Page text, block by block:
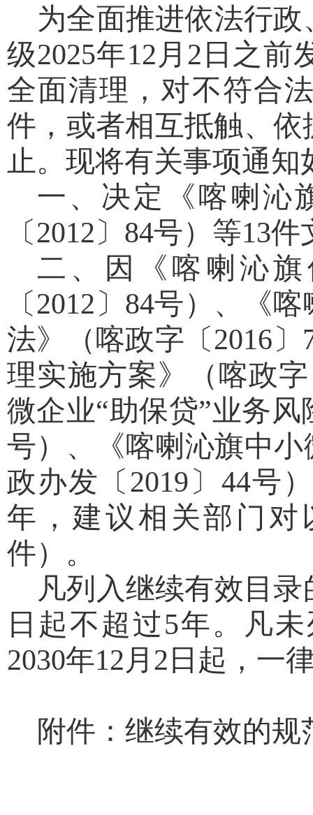
为全面推进依法行
级2025年12 月 2 日之前
全面清理 ， 对不符合
件， 或者相互抵触、
止。现将有关事项通知
一、决定《喀喇沁
〔2012 〕 84号）等13件
二、
因
《喀喇沁
〔2012 〕 84号） 、《喀
法》（喀政字〔2016 〕
理实施方案》（喀政
微企业“助保贷”业务风
号）、《喀喇沁旗中小
政办发〔 2019 〕 44号）
年 ，建议相关部门对
件） 。
凡列入继续有效目
日起不超过5年。凡
2030年12 月 2 日起，一
附件：继续有效的规